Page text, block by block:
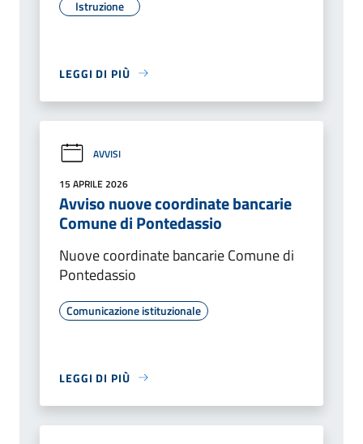
Istruzione
LEGGI DI PIÙ
AVVISI
15 APRILE 2026
Avviso nuove coordinate bancarie
Comune di Pontedassio
Nuove coordinate bancarie Comune di
Pontedassio
Comunicazione istituzionale
LEGGI DI PIÙ